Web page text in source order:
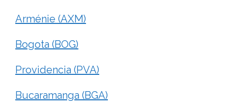
Arménie (AXM)
Bogota (BOG)
Providencia (PVA)
Bucaramanga (BGA)